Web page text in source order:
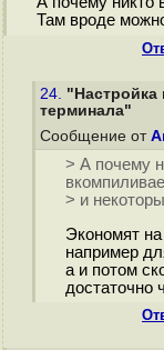
Там вроде
24.
терминала"
Сообщение от
> А почему
> и
Экономят
например
а и потом
достаточно